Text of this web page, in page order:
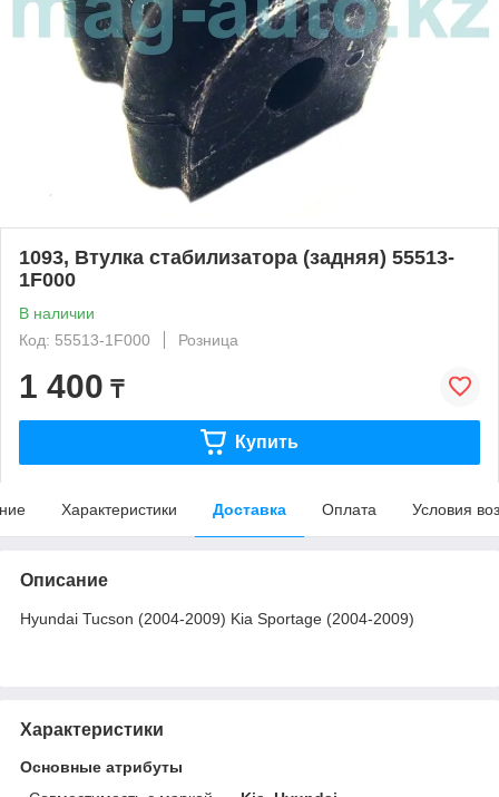
1093, Втулка стабилизатора (задняя) 55513-
1F000
В наличии
Код: 55513-1F000
Розница
1 400 ₸
Купить
Характеристики Доставка Оплата Условия
Описание
Hyundai Tucson (2004-2009) Kia Sportage (2004-2009)
Характеристики
Основные атрибуты